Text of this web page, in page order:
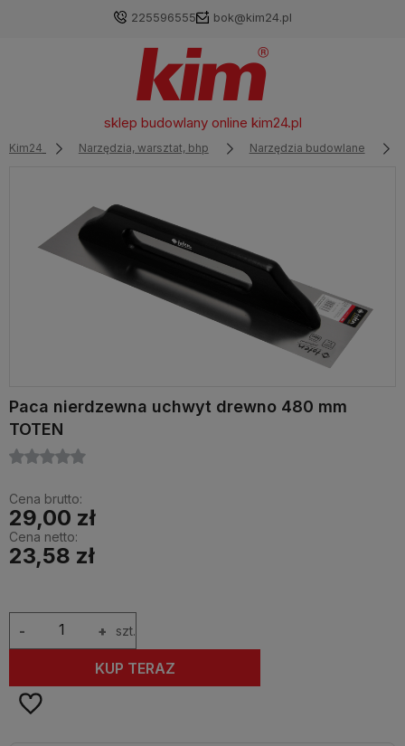
225596555 bok@kim24.pl
sklep budowlany online kim24.pl
Kim24 Narzędzia, warsztat, bhp Narzędzia budowlane
Paca nierdzewna uchwyt drewno 480 mm
TOTEN
Cena brutto:
29,00 zł
Cena netto:
23,58 zł
+
- szt.
KUP TERAZ